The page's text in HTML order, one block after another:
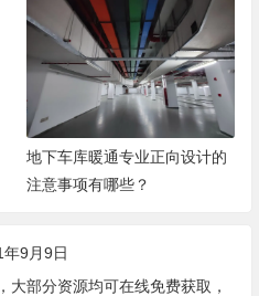
地下车库暖通专业正向设计的
注意事项有哪些？
9月9日
大部分资源均可在线免费获取，